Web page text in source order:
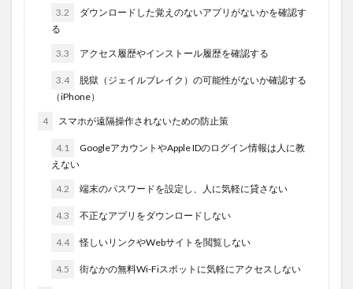
3.2
ダウンロードした覚えのないアプリがないかを確認す
る
3.3 アクセス履歴やインストール履歴を確認する
3.4
脱獄（ジェイルブレイク）の可能性がないか確認する
（iPhone）
4 スマホが遠隔操作されないための防止策
4.1
GoogleアカウントやApple IDのログイン情報は人に教
えない
4.2 端末のパスワードを設定し、人に気軽に貸さない
4.3 不正なアプリをダウンロードしない
4.4 怪しいリンクやWebサイトを閲覧しない
4.5 街なかの無料Wi-Fiスポットに気軽にアクセスしない